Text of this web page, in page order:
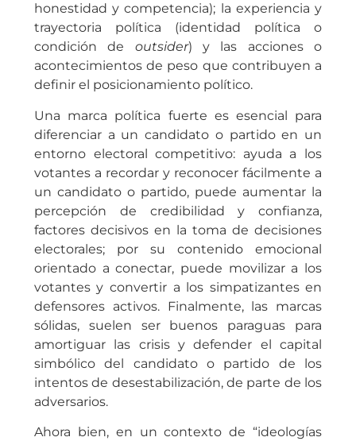
honestidad y competencia); la experiencia y
trayectoria política (identidad política o
condición de outsider) y las acciones o
acontecimientos de peso que contribuyen a
definir el posicionamiento político.
Una marca política fuerte es esencial para
diferenciar a un candidato o partido en un
entorno electoral competitivo: ayuda a los
votantes a recordar y reconocer fácilmente a
un candidato o partido, puede aumentar la
percepción de credibilidad y confianza,
factores decisivos en la toma de decisiones
electorales; por su contenido emocional
orientado a conectar, puede movilizar a los
votantes y convertir a los simpatizantes en
defensores activos. Finalmente, las marcas
sólidas, suelen ser buenos paraguas para
amortiguar las crisis y defender el capital
simbólico del candidato o partido de los
intentos de desestabilización, de parte de los
adversarios.
Ahora bien, en un contexto de “ideologías